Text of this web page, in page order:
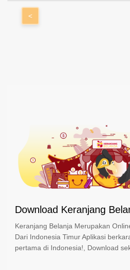
<
Download Keranjang
Keranjang Belanja Merupakan
Dari Indonesia Timur Aplikasi
pertama di Indonesia!, Download